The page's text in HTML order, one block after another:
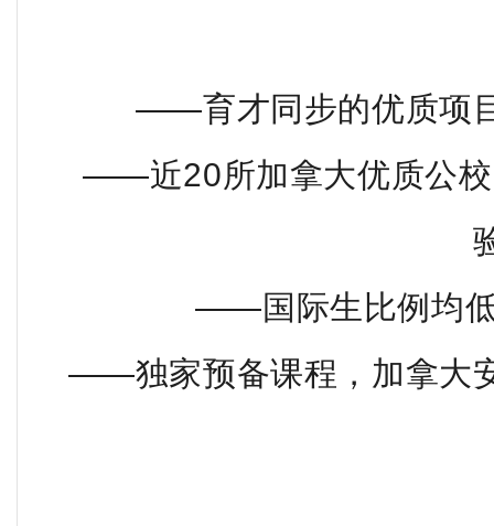
——育才同步的优质项
——近20所加拿大优质公校
——国际生比例均
——独家预备课程，加拿大